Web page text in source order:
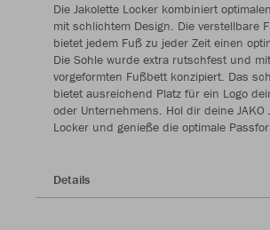
Die Jakolette Locker kombiniert
mit schlichtem Design. Die verstellbare
bietet jedem Fuß zu jeder Zeit einen
Die Sohle wurde extra rutschfest und
vorgeformten Fußbett konzipiert. Das
bietet ausreichend Platz für ein Logo
oder Unternehmens. Hol dir deine JAKO
Locker und genieße die optimale
Details